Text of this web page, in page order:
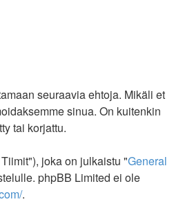
seuraavia ehtoja. Mikäli et
sinua. On kuitenkin
tai korjattu.
joka on julkaistu "General
phpBB Limited ei ole
.